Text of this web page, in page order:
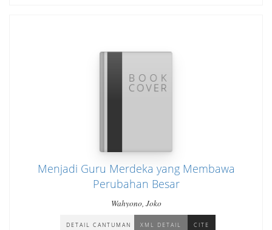
Menjadi Guru Merdeka yang Membawa
Perubahan Besar
Wahyono, Joko
DETAIL CANTUMAN XML DETAIL CITE